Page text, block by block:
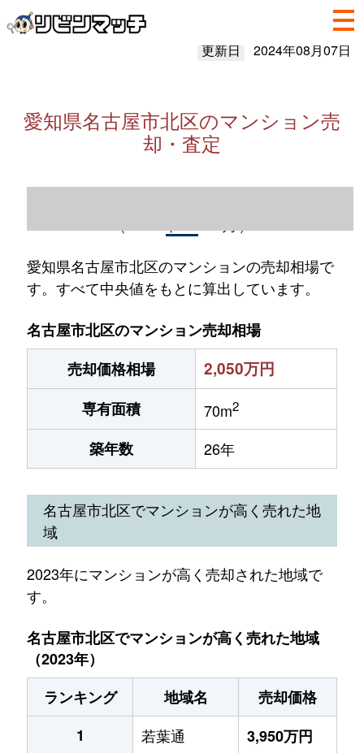
更新日 2024年08月07日
愛知県名古屋市北区のマンション売
却・査定
愛知県名古屋市北区のマンションの売却相場で
す。すべて中央値をもとに算出しています。
名古屋市北区のマンション売却相場
売却価格相場
2,050万円
専有面積 70m2
築年数 26年
名古屋市北区でマンションが高く売れた地
域
2023年にマンションが高く売却された地域で
す。
名古屋市北区でマンションが高く売れた地域
（2023年）
ランキング
地域名
売却価格
1
若葉通
3,950万円